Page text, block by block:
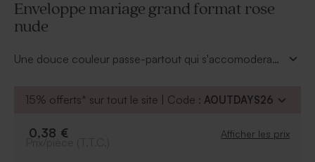
Enveloppe mariage grand format rose
nude
Une douce couleur passe-partout qui s'accomodera
15% offerts* sur tout le site | Code : AOUTDAYS26
0,38 € Afficher les prix